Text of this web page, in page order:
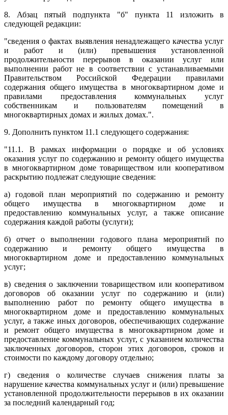
8. Абзац пятый подпункта "б" пункта 11 изложить в
следующей редакции:
"сведения о фактах выявления ненадлежащего качества услуг
и работ и (или) превышения установленной
продолжительности перерывов в оказании услуг или
выполнении работ не в соответствии с устанавливаемыми
Правительством Российской Федерации правилами
содержания общего имущества в многоквартирном доме и
правилами предоставления коммунальных услуг
собственникам и пользователям помещений в
многоквартирных домах и жилых домах.".
9. Дополнить пунктом 11.1 следующего содержания:
"11.1. В рамках информации о порядке и об условиях
оказания услуг по содержанию и ремонту общего имущества
в многоквартирном доме товариществом или кооперативом
раскрытию подлежат следующие сведения:
а) годовой план мероприятий по содержанию и ремонту
общего имущества в многоквартирном доме и
предоставлению коммунальных услуг, а также описание
содержания каждой работы (услуги);
б) отчет о выполнении годового плана мероприятий по
содержанию и ремонту общего имущества в
многоквартирном доме и предоставлению коммунальных
услуг;
в) сведения о заключении товариществом или кооперативом
договоров об оказании услуг по содержанию и (или)
выполнению работ по ремонту общего имущества в
многоквартирном доме и предоставлению коммунальных
услуг, а также иных договоров, обеспечивающих содержание
и ремонт общего имущества в многоквартирном доме и
предоставление коммунальных услуг, с указанием количества
заключенных договоров, сторон этих договоров, сроков и
стоимости по каждому договору отдельно;
г) сведения о количестве случаев снижения платы за
нарушение качества коммунальных услуг и (или) превышение
установленной продолжительности перерывов в их оказании
за последний календарный год;